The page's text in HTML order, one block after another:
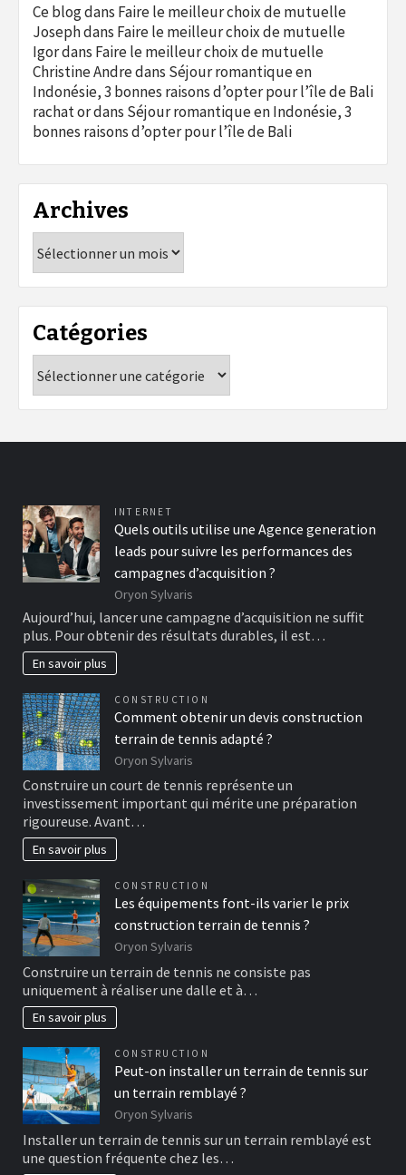
Ce blogdans Faire le meilleur choix de mutuelle
Josephdans Faire le meilleur choix de mutuelle
Igordans Faire le meilleur choix de mutuelle
Christine Andredans Séjour romantique en
Indonésie, 3 bonnes raisons d’opter pour l’île de Bali
rachat ordans Séjour romantique en Indonésie, 3
bonnes raisons d’opter pour l’île de Bali
Archives
Catégories
INTERNET
Quels outils utilise une Agence generation
leads pour suivre les performances des
campagnes d’acquisition ?
Oryon Sylvaris
Aujourd’hui, lancer une campagne d’acquisition ne suffit
plus. Pour obtenir des résultats durables, il est…
En savoir plus
CONSTRUCTION
Comment obtenir un devis construction
terrain de tennis adapté ?
Oryon Sylvaris
Construire un court de tennis représente un
investissement important qui mérite une préparation
rigoureuse. Avant…
En savoir plus
CONSTRUCTION
Les équipements font-ils varier le prix
construction terrain de tennis ?
Oryon Sylvaris
Construire un terrain de tennis ne consiste pas
uniquement à réaliser une dalle et à…
En savoir plus
CONSTRUCTION
Peut-on installer un terrain de tennis sur
un terrain remblayé ?
Oryon Sylvaris
Installer un terrain de tennis sur un terrain remblayé est
une question fréquente chez les…